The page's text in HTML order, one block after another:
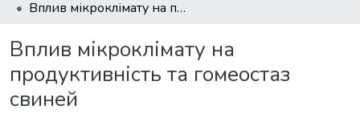
Вплив мікроклімату на продуктивність та гомеостаз свиней
Вплив мікроклімату на
продуктивність та гомеостаз
свиней